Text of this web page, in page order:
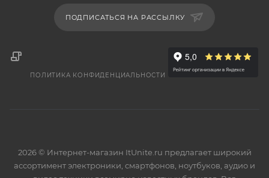
ПОДПИСАТЬСЯ НА РАССЫЛКУ
ПОЛИТИКА КОНФИДЕНЦИАЛЬНОСТИ
2026 © Интернет-магазин ItUnite.ru предлагает широкий
ассортимент электроники, смартфонов, ноутбуков, аудио и